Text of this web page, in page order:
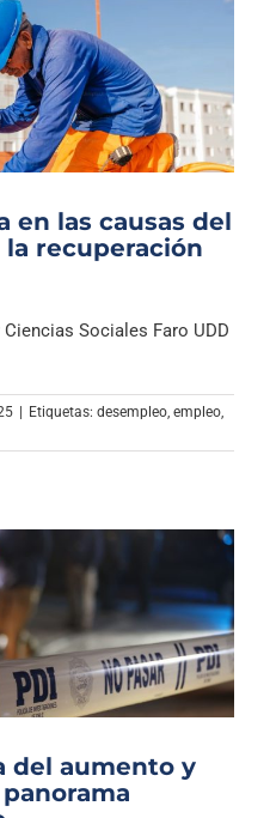
en las causas del
recuperación
Sociales Faro UDD
| Etiquetas: desempleo empleo
del aumento y